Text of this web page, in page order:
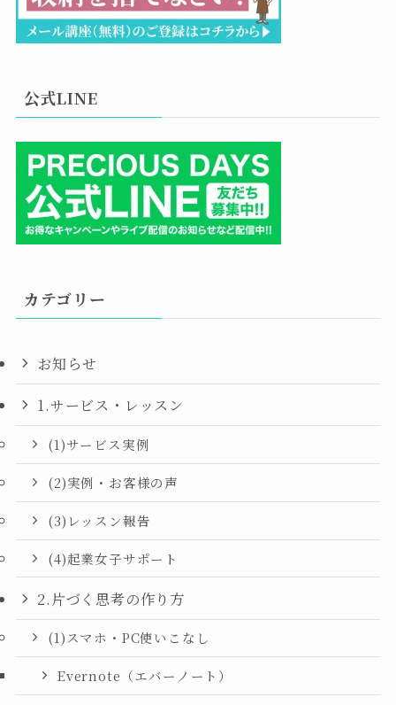
公式LINE
カテゴリー
お知らせ
1.サービス・レッスン
(1)サービス実例
(2)実例・お客様の声
(3)レッスン報告
(4)起業女子サポート
2.片づく思考の作り方
(1)スマホ・PC使いこなし
Evernote（エバーノート）